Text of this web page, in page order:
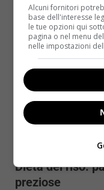
Dieta del riso:
preziose
Alcuni fornitori
base dell'interesse
le tue opzioni qui
pagina o nel menu
nelle impostazioni